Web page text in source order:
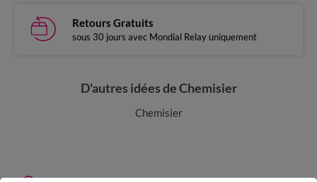
Retours Gratuits
sous 30 jours avec Mondial Relay uniquement
D'autres idées de Chemisier
Chemisier